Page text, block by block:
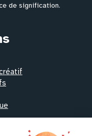
de signification.